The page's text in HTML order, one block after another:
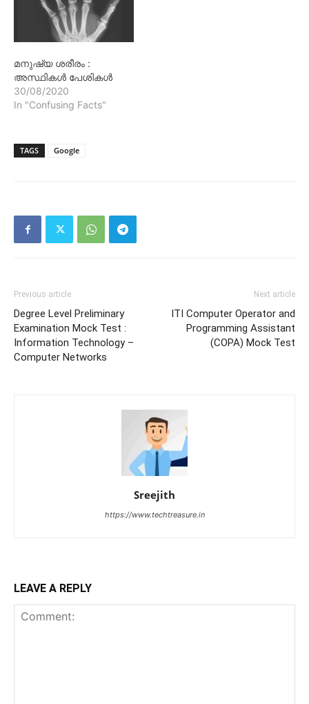
മനുഷ്യ ശരീരം :
അസ്ഥികൾ പേശികൾ
30/08/2020
In "Confusing Facts"
TAGS Google
Previous article
Degree Level Preliminary
Examination Mock Test :
Information Technology –
Computer Networks
Next article
ITI Computer Operator and
Programming Assistant
(COPA) Mock Test
Sreejith
https://www.techtreasure.in
LEAVE A REPLY